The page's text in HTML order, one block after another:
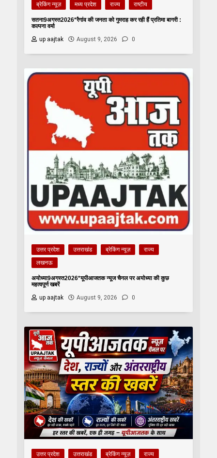
ब्रेकिंग न्यूज़ मध्य प्रदेश राज्य राष्टीय
सतना9अगस्त2026*रैगांव की जनता को गुमराह कर रही हैं प्रतिमा बागरी :
कल्पना वर्मा
up aajtak
August 9, 2026 0
उत्तर प्रदेश उत्तराखंड ब्रेकिंग न्यूज़
राज्य
लखनऊ
अयोध्या9अगस्त2026*यूपीआजतक न्यूज चैनल पर अयोध्या की कुछ
महत्वपूर्ण खबरें
up aajtak
August 9, 2026 0
उत्तर प्रदेश उत्तराखंड ब्रेकिंग न्यूज़
राज्य